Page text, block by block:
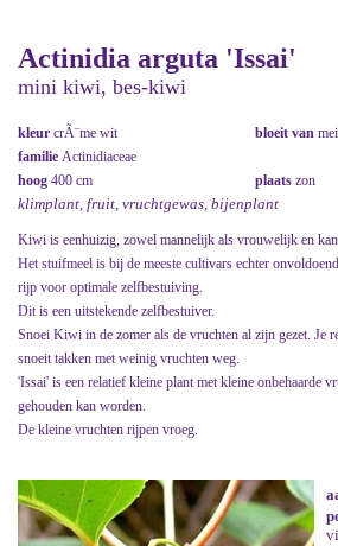
Actinidia arguta 'Issai'
mini kiwi, bes-kiwi
kleur crÃ¨me wit bloeit van mei
familie Actinidiaceae
hoog 400 cm plaats zon
klimplant, fruit, vruchtgewas, bijenplant
Kiwi is eenhuizig, zowel mannelijk als vrouwelijk en
Het stuifmeel is bij de meeste cultivars echter
rijp voor optimale zelfbestuiving.
Dit is een uitstekende zelfbestuiver.
Snoei Kiwi in de zomer als de vruchten al zijn gezet. Je
snoeit takken met weinig vruchten weg.
'Issai' is een relatief kleine plant met kleine onbehaarde
gehouden kan worden.
De kleine vruchten rijpen vroeg.